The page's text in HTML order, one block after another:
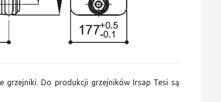
grzejniki. Do produkcji grzejników Irsap Tesi są